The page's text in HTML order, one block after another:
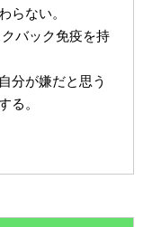
らない。
バック免疫を持
分が嫌だと思う
る。